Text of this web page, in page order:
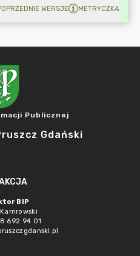
WERSJE METRYCZKA
Publicznej
Gdański
BIP
692 94 01